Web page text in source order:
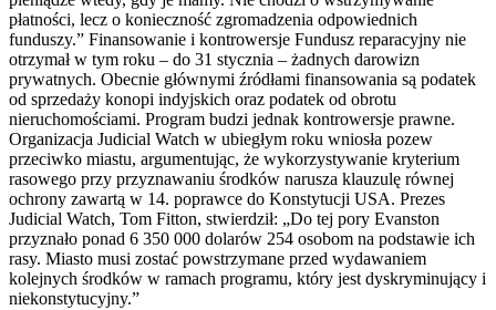
płatności, lecz o konieczność zgromadzenia odpowiednich
funduszy.” Finansowanie i kontrowersje Fundusz reparacyjny nie
otrzymał w tym roku – do 31 stycznia – żadnych darowizn
prywatnych. Obecnie głównymi źródłami finansowania są podatek
od sprzedaży konopi indyjskich oraz podatek od obrotu
nieruchomościami. Program budzi jednak kontrowersje prawne.
Organizacja Judicial Watch w ubiegłym roku wniosła pozew
przeciwko miastu, argumentując, że wykorzystywanie kryterium
rasowego przy przyznawaniu środków narusza klauzulę równej
ochrony zawartą w 14. poprawce do Konstytucji USA. Prezes
Judicial Watch, Tom Fitton, stwierdził: „Do tej pory Evanston
przyznało ponad 6 350 000 dolarów 254 osobom na podstawie ich
rasy. Miasto musi zostać powstrzymane przed wydawaniem
kolejnych środków w ramach programu, który jest dyskryminujący i
niekonstytucyjny.”